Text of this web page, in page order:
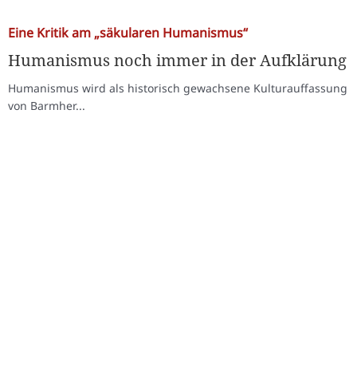
Eine Kritik am „säkularen Humanismus“
Humanismus noch immer in der Aufklärung
Humanismus wird als historisch gewachsene Kulturauffassung
von Barmher...